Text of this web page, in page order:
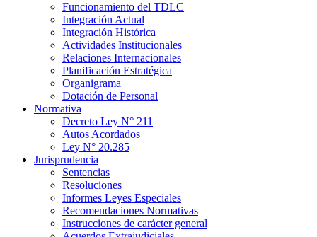
Funcionamiento del TDLC
Integración Actual
Integración Histórica
Actividades Institucionales
Relaciones Internacionales
Planificación Estratégica
Organigrama
Dotación de Personal
Normativa
Decreto Ley N° 211
Autos Acordados
Ley N° 20.285
Jurisprudencia
Sentencias
Resoluciones
Informes Leyes Especiales
Recomendaciones Normativas
Instrucciones de carácter general